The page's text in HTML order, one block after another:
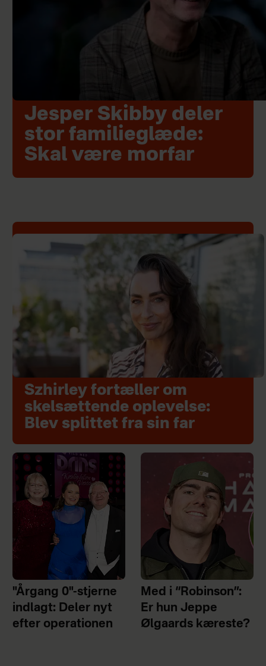
Jesper Skibby deler
stor familieglæde:
Skal være morfar
Szhirley fortæller om
skelsættende oplevelse:
Blev splittet fra sin far
"Årgang 0"-stjerne
indlagt: Deler nyt
efter operationen
Med i “Robinson”:
Er hun Jeppe
Ølgaards kæreste?